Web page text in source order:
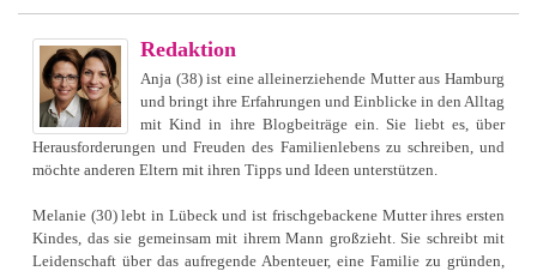
Redaktion
Anja (38) ist eine alleinerziehende Mutter aus Hamburg
und bringt ihre Erfahrungen und Einblicke in den Alltag
mit Kind in ihre Blogbeiträge ein. Sie liebt es, über
Herausforderungen und Freuden des Familienlebens zu schreiben, und
möchte anderen Eltern mit ihren Tipps und Ideen unterstützen.
Melanie (30) lebt in Lübeck und ist frischgebackene Mutter ihres ersten
Kindes, das sie gemeinsam mit ihrem Mann großzieht. Sie schreibt mit
Leidenschaft über das aufregende Abenteuer, eine Familie zu gründen,